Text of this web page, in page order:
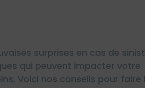
surprises en cas de
qui peuvent impacter votre
Voici nos conseils pour faire